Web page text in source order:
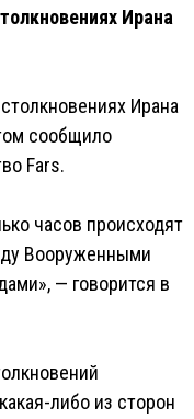
Ирана
Ирана
сообщило
Fars.
часов происходят
Вооруженными
— говорится в
либо из сторон